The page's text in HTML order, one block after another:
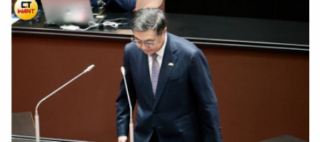
理費等持有成本仍由屋主負擔。他也建議，有自住需求的民
眾可積極議價，善用各種資訊工具，包括AI輔助看屋與談
判，爭取更合理的成交價格。他認為，在目前市場氛圍下，
屋主若有出售需求，與其透過話術包裝，不如直接反映市場
行情調整售價，才更有機會促成交易。
搭，另一個則以專業運動裝備為主，也有人笑稱「月初可以
逛三葉草，月底只能逛三條線」、「你就想Toyota跟Lexus
就好」、「左邊（三葉草）會比右邊貴很多」、「右邊設計
產品，左邊設計你」。網友指出三葉草的商品價格偏高。
（圖／達志／美聯社）也有熟悉品牌的網友指出，三葉草代
表的是「adidas Originals」系列，主要販售復古、潮流及街
頭風格商品，包含Superstar、Samba等經典鞋款都屬於此
系列；至於三條斜線則屬於「adidas Performance」，產品